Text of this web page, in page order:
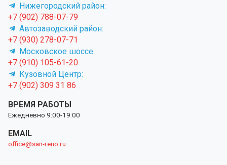
Нижегородский район:
+7 (902) 788-07-79
Автозаводский район:
+7 (930) 278-07-71
Московское шоссе:
+7 (910) 105-61-20
Кузовной Центр:
+7 (902) 309 31 86
ВРЕМЯ РАБОТЫ
Ежедневно 9:00-19:00
EMAIL
office@san-reno.ru